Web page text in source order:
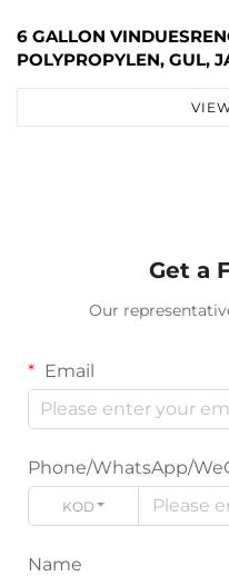
6 GALLON
POLYPROPYLEN, GUL,
Get a
Our
Email
Phone/WhatsApp/
KODE
Name